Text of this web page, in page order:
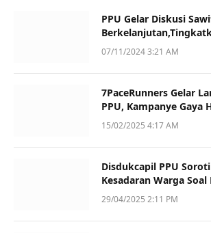
PPU Gelar Diskusi
dan Kualitas
07/11/2024 3:21 AM
7PaceRunners Gelar
PPU, Kampanye Gaya
Dukung UMKM
15/02/2025 4:17 AM
Disdukcapil PPU
Kesadaran Warga
Kematian
29/04/2025 2:11 PM